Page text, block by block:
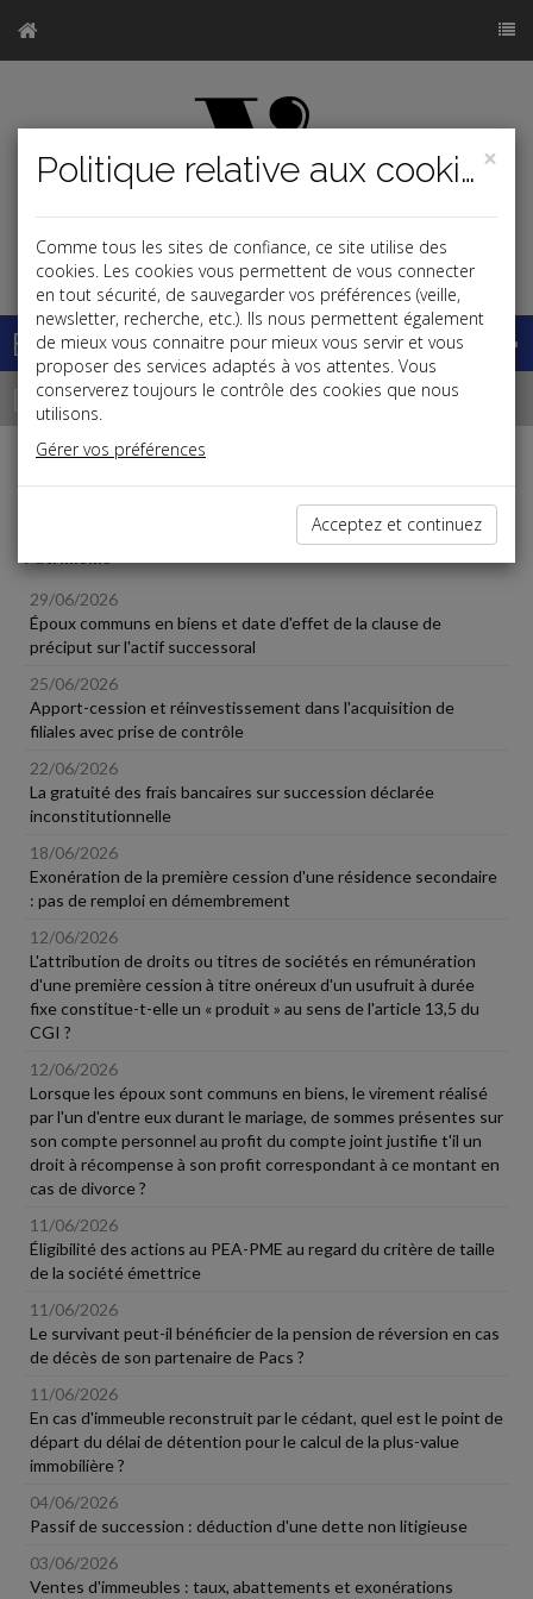
Base documentaire
Dépêches
Liste des dernières dépêches
29/06/2026
Époux communs en biens et date d'effet de la clause de
préciput sur l'actif successoral
25/06/2026
Apport-cession et réinvestissement dans l'acquisition de
filiales avec prise de contrôle
22/06/2026
La gratuité des frais bancaires sur succession déclarée
inconstitutionnelle
18/06/2026
Exonération de la première cession d'une résidence secondaire
: pas de remploi en démembrement
12/06/2026
L'attribution de droits ou titres de sociétés en rémunération
d'une première cession à titre onéreux d'un usufruit à durée
fixe constitue-t-elle un « produit » au sens de l'article 13,5 du
CGI ?
12/06/2026
Lorsque les époux sont communs en biens, le virement réalisé
par l'un d'entre eux durant le mariage, de sommes présentes sur
son compte personnel au profit du compte joint justifie t'il un
droit à récompense à son profit correspondant à ce montant en
cas de divorce ?
11/06/2026
Éligibilité des actions au PEA-PME au regard du critère de taille
de la société émettrice
11/06/2026
Le survivant peut-il bénéficier de la pension de réversion en cas
de décès de son partenaire de Pacs ?
11/06/2026
En cas d'immeuble reconstruit par le cédant, quel est le point de
départ du délai de détention pour le calcul de la plus-value
immobilière ?
04/06/2026
Passif de succession : déduction d'une dette non litigieuse
03/06/2026
Ventes d'immeubles : taux, abattements et exonérations
×
Politique relative aux cookies
Comme tous les sites de confiance, ce site utilise des
cookies. Les cookies vous permettent de vous connecter
en tout sécurité, de sauvegarder vos préférences (veille,
newsletter, recherche, etc.). Ils nous permettent également
de mieux vous connaitre pour mieux vous servir et vous
proposer des services adaptés à vos attentes. Vous
conserverez toujours le contrôle des cookies que nous
utilisons.
Gérer vos préférences
Acceptez et continuez